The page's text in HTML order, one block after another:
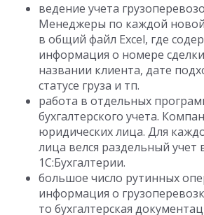
ведение учета
Менеджеры по каждой новой
в общий файл Excel, где
информация о номере
названии клиента, дате
статусе груза и тп.
работа в отдельных
бухгалтерского учета.
юридических лица. Для
лица велся раздельный учет
1С:Бухгалтерии.
большое число рутинных
информация о
то бухгалтерская